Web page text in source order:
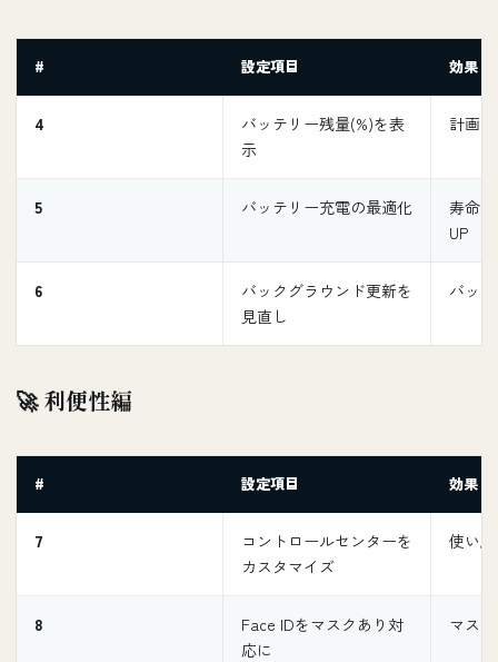
# 設定項目 効果
4
バッテリー残量(%)を表
示
計画
5 バッテリー充電の最適化
寿命
UP
6
バックグラウンド更新を
見直し
バッ
🚀 利便性編
# 設定項目 効果
7
コントロールセンターを
カスタマイズ
使い
8
Face IDをマスクあり対
応に
マス